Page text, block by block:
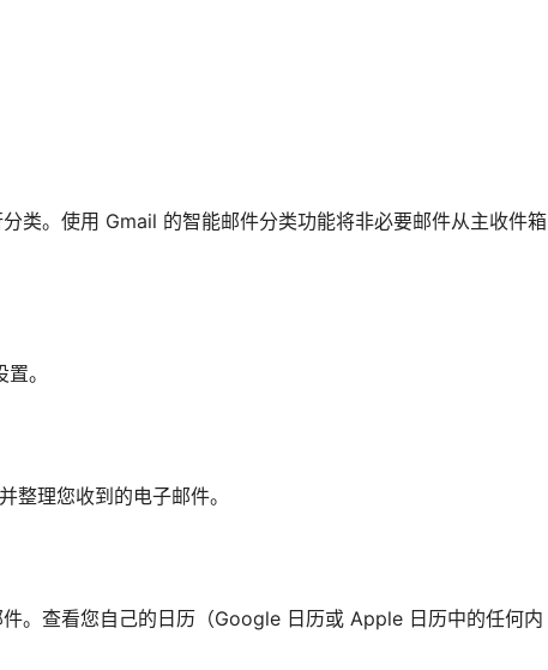
类。使用 Gmail 的智能邮件分类功能将非必要邮件从主收件箱
。
理您收到的电子邮件。
。查看您自己的日历（Google 日历或 Apple 日历中的任何内